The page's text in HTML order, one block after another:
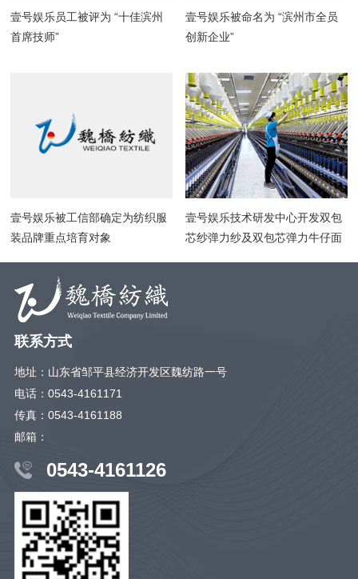
壹号娱乐员工被评为 “十佳滨州
首席技师”
壹号娱乐被命名为 “滨州市全员
创新企业”
壹号娱乐被工信部确定为纺织服
装品牌重点培育对象
壹号娱乐技术研发中心开发双包
芯纱弹力纱及双包芯弹力牛仔面
联系方式
地址：山东省邹平县经济开发区魏纺路一号
电话：0543-4161171
传真：0543-4161188
邮箱：
0543-4161126